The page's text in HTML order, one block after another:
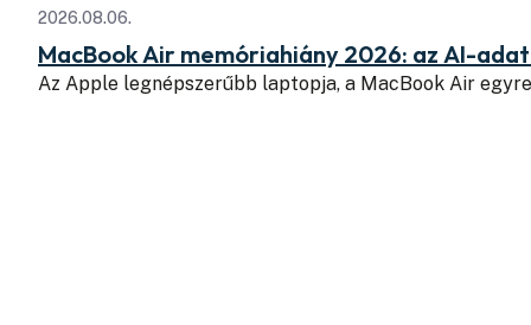
2026.08.06.
MacBook Air memóriahiány 2026: az AI-
Az Apple legnépszerűbb laptopja, a MacBook Air